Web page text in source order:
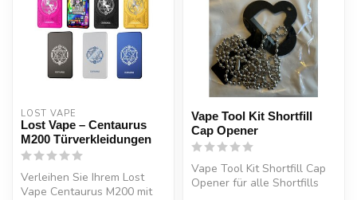
LOST VAPE
Lost Vape – Centaurus
M200 Türverkleidungen
Verleihen Sie Ihrem Lost
Vape Centaurus M200 mit
Vape Tool Kit Shortfill
Cap Opener
Vape Tool Kit Shortfill Cap
Opener für alle Shortfills